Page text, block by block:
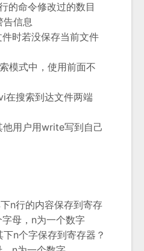
的命令修改过的数目
告信息
件时若没保存当前文件
模式中，使用前面不
在搜索到达文件两端
他用户用write写到自己
n行的内容保存到寄存
母，n为一个数字
下n个字保存到寄存器？